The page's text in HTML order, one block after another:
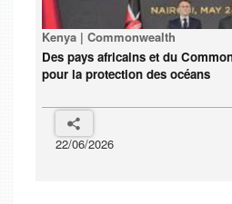
Kenya | Commonwealth
Des pays africains et du
pour la protection des océans
22/06/2026